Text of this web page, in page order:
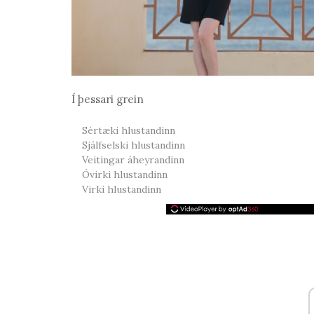
Í þessari grein
Sértæki hlustandinn
Sjálfselski hlustandinn
Veitingar áheyrandinn
Óvirki hlustandinn
Virki hlustandinn